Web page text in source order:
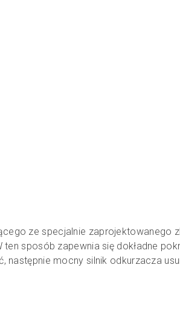
ze specjalnie zaprojektowanego
sposób zapewnia się dokładne
mocny silnik odkurzacza